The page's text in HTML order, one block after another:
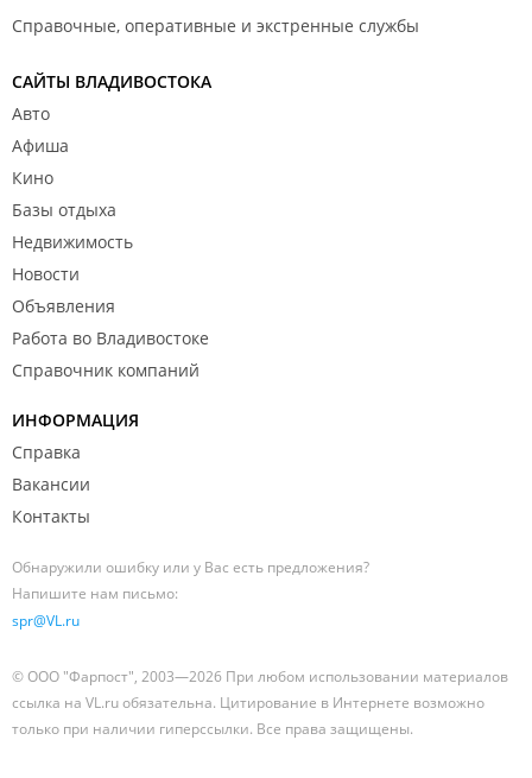
Справочные, оперативные и экстренные службы
САЙТЫ ВЛАДИВОСТОКА
Авто
Афиша
Кино
Базы отдыха
Недвижимость
Новости
Объявления
Работа во Владивостоке
Справочник компаний
ИНФОРМАЦИЯ
Справка
Вакансии
Контакты
Обнаружили ошибку или у Вас есть предложения?
Напишите нам письмо:
spr@VL.ru
© ООО "Фарпост", 2003—2026 При любом использовании материалов
ссылка на VL.ru обязательна. Цитирование в Интернете возможно
только при наличии гиперссылки. Все права защищены.